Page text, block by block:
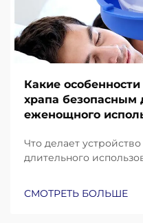
Какие
храпа безопасным
еженощного
Что делает
длительного
противозапорных
СМОТРЕТЬ БОЛЬШЕ